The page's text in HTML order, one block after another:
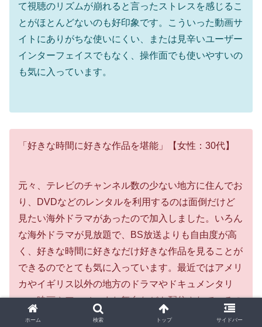
て視聴のリズムが崩れると言ったストレスを感じるこ
とがほとんどないのも好印象です。こういった動画サ
イトにありがちな使いにくい、または見辛いユーザー
インターフェイスでもなく、操作面でも使いやすいの
も気に入っています。
「好きな時間に好きな作品を堪能」【女性：30代】
元々、テレビのチャンネル数の少ない地方に住んでお
り、DVDなどのレンタルを利用するのは面倒だけど
見たい海外ドラマがあったので加入しました。いろん
な海外ドラマが見放題で、BS放送よりも自由度が高
く、好きな時間に好きなだけ好きな作品を見ることが
できるのでとても気に入っています。最近ではアメリ
カやイギリス以外の地方のドラマやドキュメンタリ
ー、映画やアニメ、また舞台なども配信されているの
で、ちょっと気になった作品も気軽に見ることができ
ホーム 検索 トップ サイドバー